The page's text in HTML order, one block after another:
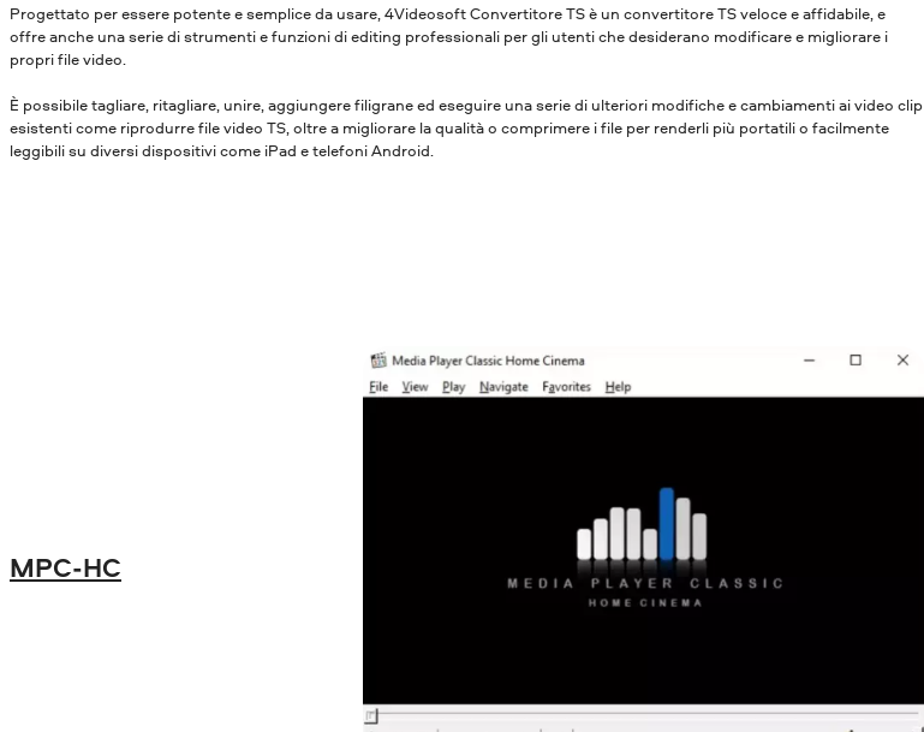
Progettato per essere potente e semplice da usare, 4Videosoft Convertitore TS è un convertitore TS veloce e affidabile, e
offre anche una serie di strumenti e funzioni di editing professionali per gli utenti che desiderano modificare e migliorare i
propri file video.
È possibile tagliare, ritagliare, unire, aggiungere filigrane ed eseguire una serie di ulteriori modifiche e cambiamenti ai video clip
esistenti come riprodurre file video TS, oltre a migliorare la qualità o comprimere i file per renderli più portatili o facilmente
leggibili su diversi dispositivi come iPad e telefoni Android.
MPC-HC